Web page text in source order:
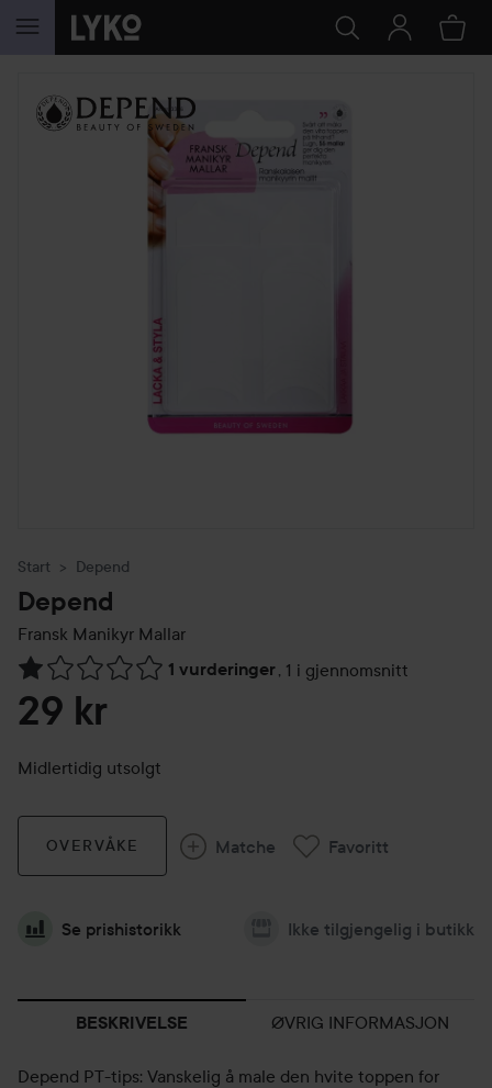
GÅ TIL INNHOLD
Start Depend
Depend
Fransk Manikyr Mallar
1 vurderinger, 1 i gjennomsnitt
Gå til Vurderinger & anmeldelser
29 kr
Midlertidig utsolgt
OVERVÅKE Matche Favoritt
Se prishistorikk Ikke tilgjengelig i butikk
BESKRIVELSE ØVRIG INFORMASJON
Depend PT-tips: Vanskelig å male den hvite toppen for